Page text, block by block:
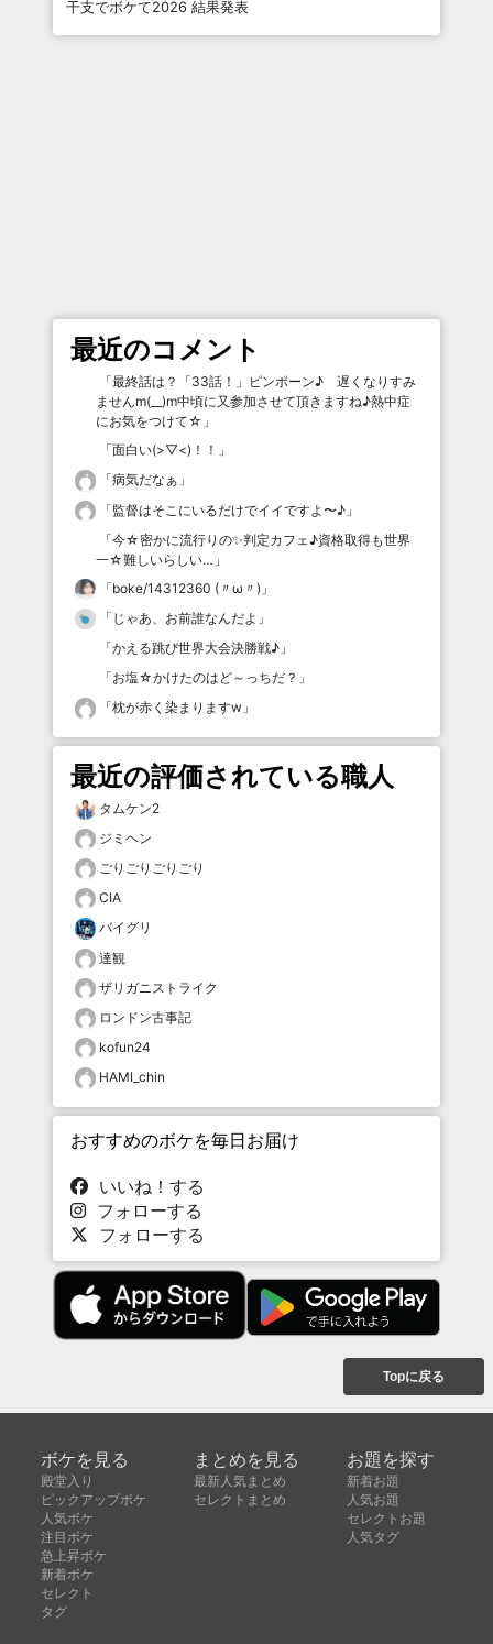
干支でボケて2026 結果発表
最近のコメント
「最終話は？「33話！」ピンポーン♪ 遅くなりすみ
ませんm(__)m中頃に又参加させて頂きますね♪熱中症
にお気をつけて☆ 」
「面白い(>▽<)！！ 」
「病気だなぁ 」
「監督はそこにいるだけでイイですよ〜♪ 」
「今☆密かに流行りの✨判定カフェ♪資格取得も世界
一☆難しいらしい… 」
「boke/14312360 (〃ω〃) 」
「 じゃあ、お前誰なんだよ 」
「かえる跳び世界大会決勝戦♪ 」
「お塩☆かけたのはど～っちだ？ 」
「枕が赤く染まりますw 」
最近の評価されている職人
タムケン2
ジミヘン
ごりごりごりごり
CIA
バイグリ
達観
ザリガニストライク
ロンドン古事記
kofun24
HAMI_chin
おすすめのボケを毎日お届け
いいね！する
フォローする
フォローする
Topに戻る
ボケを見る
殿堂入り
ピックアップボケ
人気ボケ
注目ボケ
急上昇ボケ
新着ボケ
セレクト
タグ
まとめを見る
最新人気まとめ
セレクトまとめ
お題を探す
新着お題
人気お題
セレクトお題
人気タグ